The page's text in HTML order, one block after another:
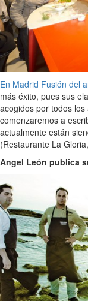
En Madrid Fusión del
más éxito, pues sus
acogidos por todos
comenzaremos a
actualmente están
(Restaurante La
Angel León publica